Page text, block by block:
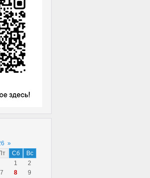
»
Сб
Вс
1
2
7 8
9